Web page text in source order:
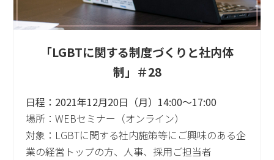
「LGBTに関する制度づくりと社内体
制」＃28
日程：2021年12月20日（月）14:00～17:00
場所：WEBセミナー（オンライン）
対象：LGBTに関する社内施策等にご興味のある企
業の経営トップの方、人事、採用ご担当者